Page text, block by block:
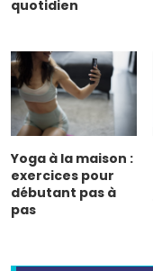
quotidien
Yoga à la maison :
exercices pour
débutant pas à
pas